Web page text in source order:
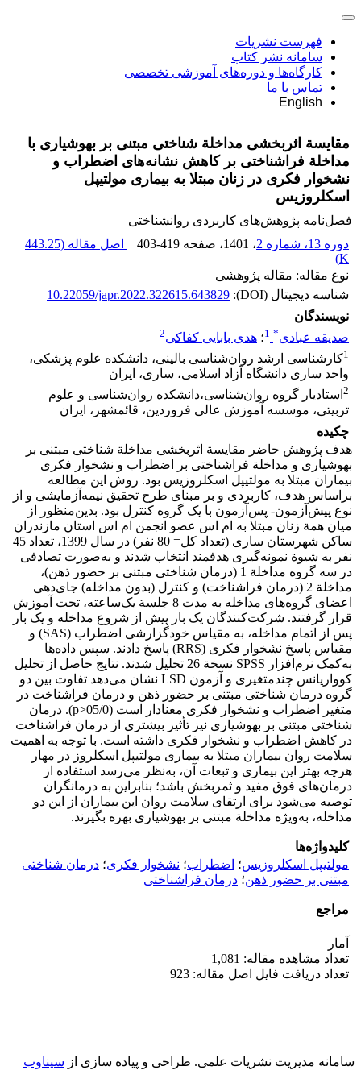
فهرست نشریات
سامانه نشر کتاب
کارگاه‌ها و دوره‌های آموزشی تخصصی
تماس با ما
English
مقایسة اثربخشی مداخلة شناختی مبتنی بر بهوشیاری با
مداخلة فراشناختی بر کاهش نشانه‌های اضطراب و
نشخوار فکری در زنان مبتلا به بیماری مولتیپل
اسکلروزیس
فصل‌نامه پژوهش‌های کاربردی روانشناختی
دوره 13، شماره 2
، 1401 ، صفحه 403-419 اصل مقاله (443.25
K
)
نوع مقاله: مقاله پژوهشی
شناسه دیجیتال (DOI):
10.22059/japr.2022.322615.643829
نویسندگان
صدیقه عبادی*
1؛ هدی بابایی کفاکی2
1کارشناسی ارشد روان‌شناسی بالینی، دانشکده علوم پزشکی،
واحد ساری دانشگاه آزاد اسلامی، ساری، ایران
2 استادیار گروه روان‌شناسی،دانشکده روان‌شناسی و علوم
تربیتی، موسسه آموزش عالی فروردین، قائمشهر، ایران
چکیده
هدف پژوهش حاضر مقایسة اثربخشی مداخلة شناختی مبتنی بر
بهوشیاری و مداخلة فراشناختی بر اضطراب و نشخوار فکری
بیماران مبتلا به مولتیپل اسکلروزیس بود. روش این مطالعه
براساس هدف، کاربردی و بر مبنای طرح تحقیق نیمه‌آزمایشی و از
نوع پیش‌آزمون- پس‌آزمون با یک گروه کنترل بود. بدین‌منظور از
میان همة زنان مبتلا به ام اس عضو انجمن ام اس استان مازندران
ساکن شهرستان ساری (تعداد کل= 80 نفر) در سال 1399، تعداد 45
نفر به شیوة نمونه‌گیری هدفمند انتخاب شدند و به‌صورت تصادفی
در سه گروه مداخلة 1 (درمان شناختی مبتنی بر حضور ذهن)،
مداخلة 2 (درمان فراشناخت) و کنترل (بدون مداخله) جای‌دهی
اعضای گروه‌های مداخله به مدت 8 جلسة یک‌ساعته، تحت آموزش
قرار گرفتند. شرکت‌کنندگان یک بار پیش از شروع مداخله و یک بار
پس از اتمام مداخله، به مقیاس خودگزارشی اضطراب (SAS) و
مقیاس پاسخ نشخوار فکری (RRS) پاسخ دادند. سپس داده‌ها
به‌کمک نرم‌افزار SPSS نسخة 26 تحلیل شدند. نتایج حاصل از تحلیل
کوواریانس چندمتغیری و آزمون LSD نشان می‌دهد تفاوت بین دو
گروه درمان شناختی مبتنی بر حضور ذهن و درمان فراشناخت در
متغیر اضطراب و نشخوار فکری معنا‌دار است (05/0<p). درمان
شناختی مبتنی بر بهوشیاری نیز تأثیر بیشتری از درمان فراشناخت
در کاهش اضطراب و نشخوار فکری داشته است. با توجه به اهمیت
سلامت روان بیماران مبتلا به بیماری مولتیپل اسکلروز در مهار
هرچه بهتر این بیماری و تبعات آن، به‌نظر می‌رسد استفاده از
درمان‌های فوق مفید و ثمربخش باشد؛ بنابراین به درمانگران
توصیه می‌شود برای ارتقای سلامت روان این بیماران از این دو
مداخله، به‌ویژه مداخلة مبتنی بر بهوشیاری بهره بگیرند.
کلیدواژه‌ها
مولتیپل اسکلروزیس؛ اضطراب؛ نشخوار فکری؛ درمان شناختی
مبتنی بر حضور ذهن؛ درمان فراشناختی
مراجع
آمار
تعداد مشاهده مقاله: 1,081
تعداد دریافت فایل اصل مقاله: 923
سامانه مدیریت نشریات علمی. طراحی و پیاده سازی از سیناوب